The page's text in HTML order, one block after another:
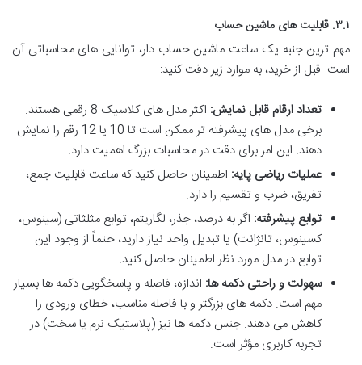
۳.۱. قابلیت های ماشین حساب
مهم ترین جنبه یک ساعت ماشین حساب دار، توانایی های محاسباتی آن
است. قبل از خرید، به موارد زیر دقت کنید:
تعداد ارقام قابل نمایش:
اکثر مدل های کلاسیک 8 رقمی هستند.
برخی مدل های پیشرفته تر ممکن است تا 10 یا 12 رقم را نمایش
دهند. این امر برای دقت در محاسبات بزرگ اهمیت دارد.
عملیات ریاضی پایه: اطمینان حاصل کنید که ساعت قابلیت جمع،
تفریق، ضرب و تقسیم را دارد.
توابع پیشرفته: اگر به درصد، جذر، لگاریتم، توابع مثلثاتی (سینوس،
کسینوس، تانژانت) یا تبدیل واحد نیاز دارید، حتماً از وجود این
توابع در مدل مورد نظر اطمینان حاصل کنید.
سهولت و راحتی دکمه ها: اندازه، فاصله و پاسخگویی دکمه ها بسیار
مهم است. دکمه های بزرگتر و با فاصله مناسب، خطای ورودی را
کاهش می دهند. جنس دکمه ها نیز (پلاستیک نرم یا سخت) در
تجربه کاربری مؤثر است.